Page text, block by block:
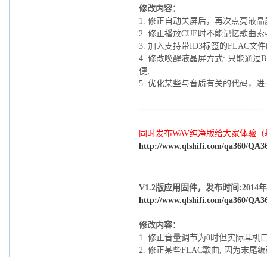
修改内容：
1. 修正自动关屏后，再次点亮液
2. 修正播放CUE时不能记忆歌曲索
3. 加入支持带ID3标签的FLAC文
4. 修改唤醒液晶屏方式: 只能通过
便;
5. 优化某些与音质有关的代码，
同时发布WAV纯净版给大家体验
http://www.qlshifi.com/qa360/
V1.2版应用固件，发布时间:2014
http://www.qlshifi.com/qa360/
修改内容：
1. 修正音量调节为0时但实际耳机
2. 修正某些FLAC歌曲, 因为末尾